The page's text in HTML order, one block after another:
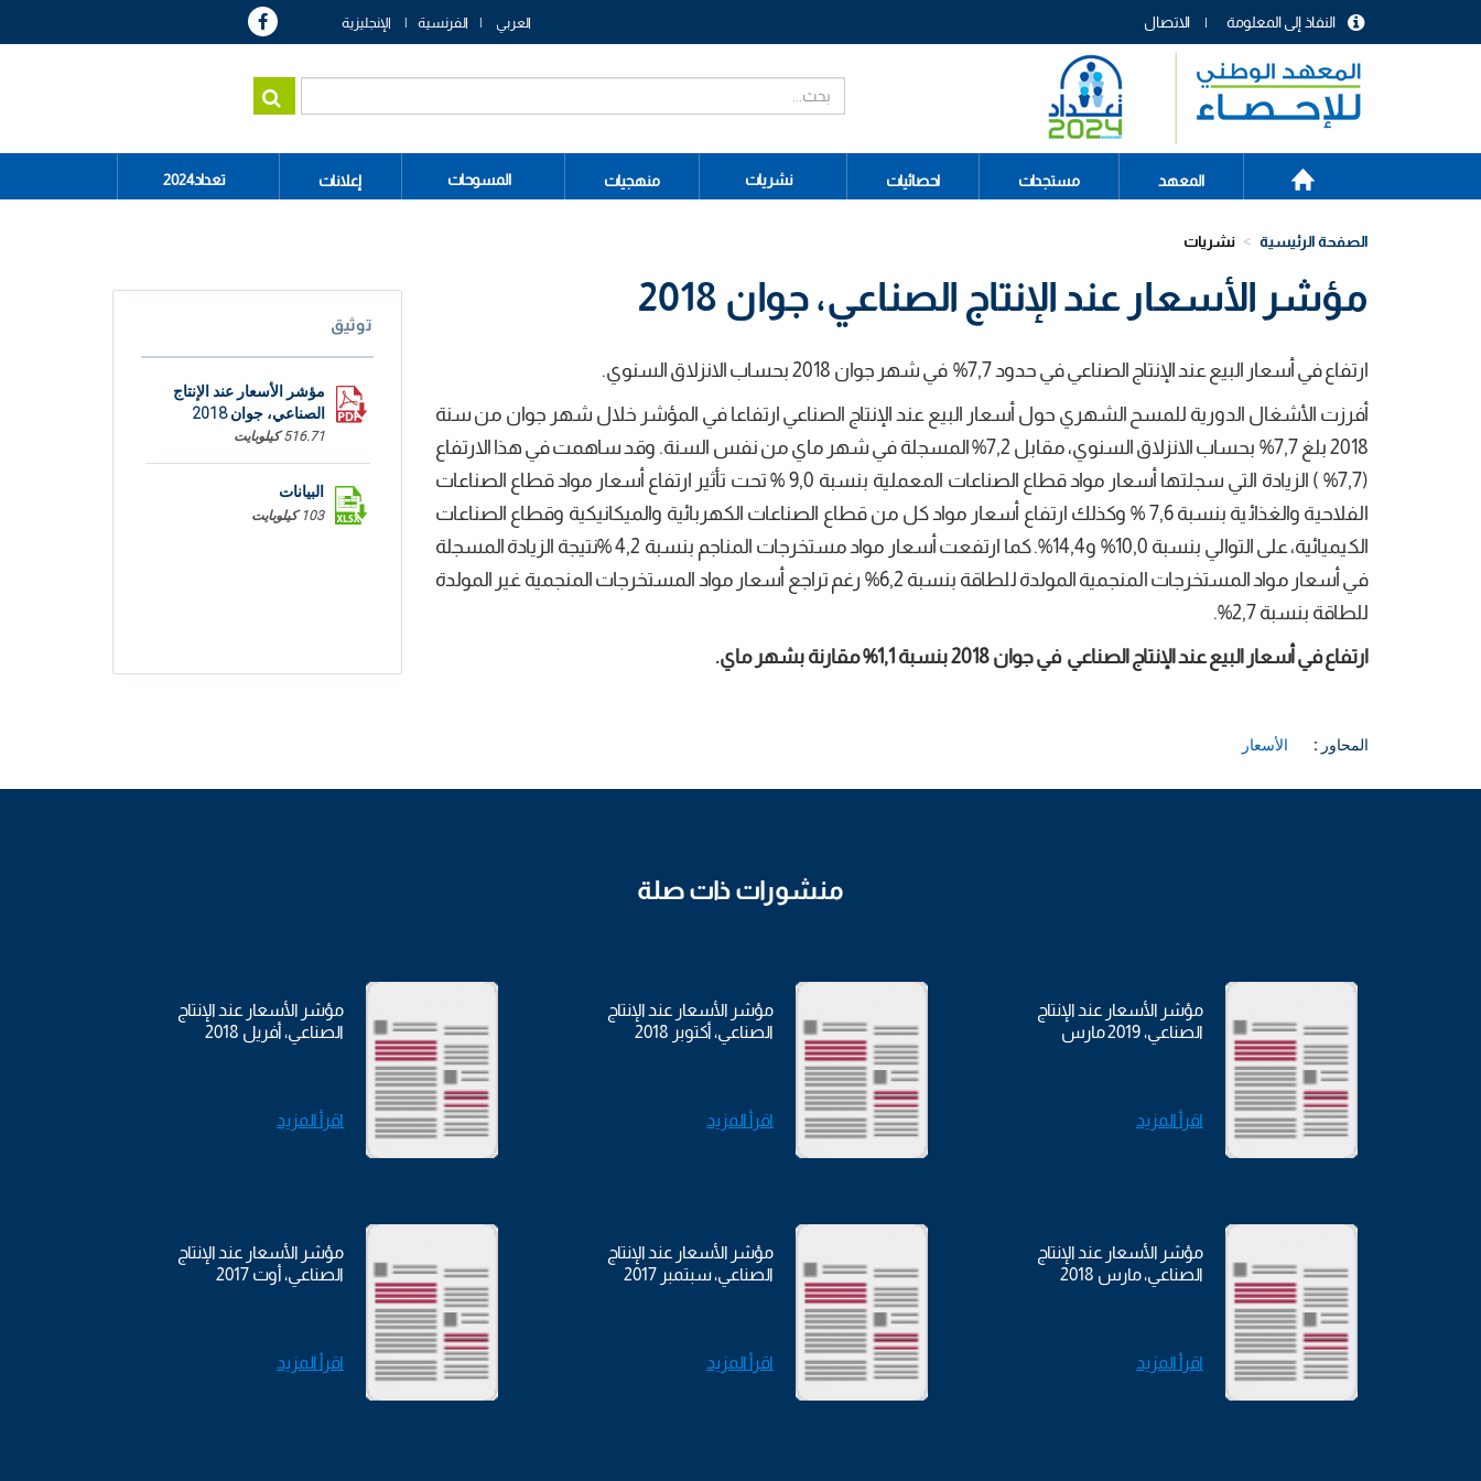
menu
header
الاتصال النفاذ إلى المعلومة العربي الفرنسية الإنجليزية
Main
navigation
الرئيسية
المعهد مستجدات احصائيات نشريات منهجيات المسوحات إعلانات تعداد2024
الصفحة الرئيسية نشريات
مؤشر الأسعار عند الإنتاج الصناعي، جوان 2018
ارتفاع في أسعار البيع عند الإنتاج الصناعي في حدود 7,7% في شهر جوان 2018 بحساب الانزلاق السنوي.
أفرزت الأشغال الدورية للمسح الشهري حول أسعار البيع عند الإنتاج الصناعي ارتفاعا في المؤشر خلال شهر جوان من سنة
2018 بلغ 7,7% بحساب الانزلاق السنوي، مقابل 7,2% المسجلة في شهر ماي من نفس السنة. وقد ساهمت في هذا الارتفاع
(7,7% ) الزيادة التي سجلتها أسعار مواد قطاع الصناعات المعملية بنسبة 9,0 % تحت تأثير ارتفاع أسعار مواد قطاع الصناعات
الفلاحية والغذائية بنسبة 7,6 % وكذلك ارتفاع أسعار مواد كل من قطاع الصناعات الكهربائية والميكانيكية وقطاع الصناعات
الكيميائية، على التوالي بنسبة 10,0% و14,4%. كما ارتفعت أسعار مواد مستخرجات المناجم بنسبة 4,2 %نتيجة الزيادة المسجلة
في أسعار مواد المستخرجات المنجمية المولدة للطاقة بنسبة 6,2% رغم تراجع أسعار مواد المستخرجات المنجمية غير المولدة
للطاقة بنسبة 2,7%.
ارتفاعفي أسعار البيع عند الإنتاج الصناعي في جوان 2018 بنسبة 1,1 %مقارنة بشهر ماي.
المحاور : الأسعار
توثيق
مؤشر الأسعار عند الإنتاج
الصناعي، جوان 2018
516.71 كيلوبايت
البيانات
103 كيلوبايت
منشورات ذات صلة
مؤشر الأسعار عند الإنتاج
الصناعي، 2019 مارس
اقرأ المزيد
مؤشر الأسعار عند الإنتاج
الصناعي، أكتوبر 2018
اقرأ المزيد
مؤشر الأسعار عند الإنتاج
الصناعي، أفريل 2018
اقرأ المزيد
مؤشر الأسعار عند الإنتاج
الصناعي، مارس 2018
اقرأ المزيد
مؤشر الأسعار عند الإنتاج
الصناعي، سبتمبر 2017
اقرأ المزيد
مؤشر الأسعار عند الإنتاج
الصناعي، أوت 2017
اقرأ المزيد